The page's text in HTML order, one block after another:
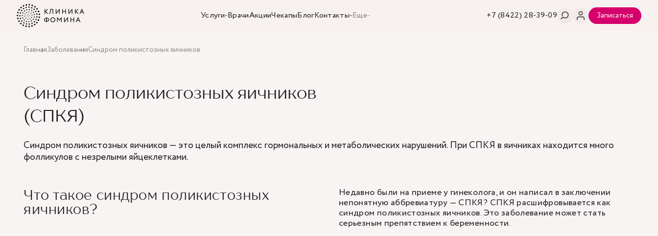
Услуги ВрачиАкцииЧекапыБлогКонтакты Еще +7 (8422) 28-39-09 Записаться
ГлавнаяЗаболеванияСиндром поликистозных яичников
Синдром поликистозных яичников
(СПКЯ)
Синдром поликистозных яичников — это целый комплекс гормональных и метаболических нарушений. При СПКЯ в яичниках находится много
фолликулов с незрелыми яйцеклетками.
Что такое синдром поликистозных
яичников?
Недавно были на приеме у гинеколога, и он написал в заключении
непонятную аббревиатуру — СПКЯ? СПКЯ расшифровывается как
синдром поликистозных яичников. Это заболевание может стать
серьезным препятствием к беременности.